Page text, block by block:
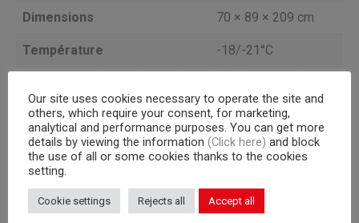
Dimensions 70 × 89 × 209 cm
Température -18/-21°C
Portes 2 1/2
Groupe frogorifique a bordo
Version
NÉGATIVE
Our site uses cookies necessary to operate the site and
others, which require your consent, for marketing,
analytical and performance purposes. You can get more
details by viewing the information (Click here) and block
the use of all or some cookies thanks to the cookies
setting.
Cookie settings Rejects all Accept all